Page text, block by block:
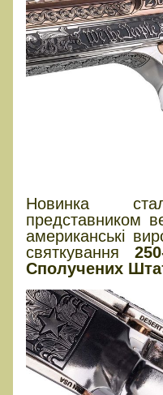
Новинка
представником
американські
святкування
Сполучених